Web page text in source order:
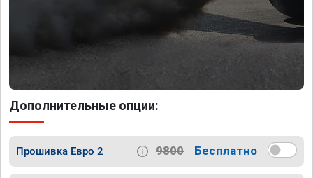
Дополнительные опции:
Прошивка Евро 2 9800 Бесплатно